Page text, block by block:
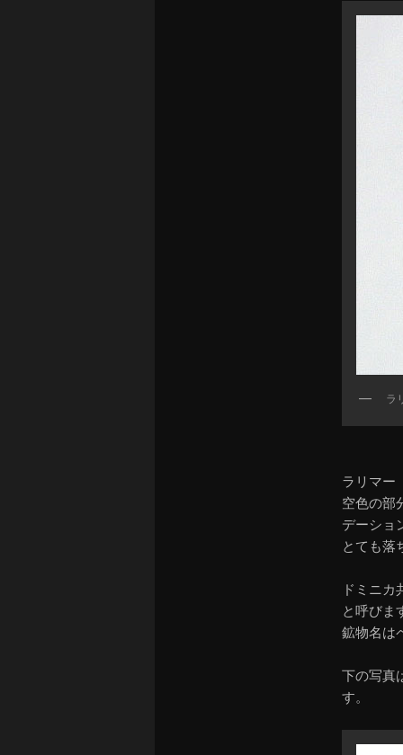
ラ
ラリマ
空色の部
デーショ
とても落
ドミニ
と呼びま
鉱物名は
下の写真
す。